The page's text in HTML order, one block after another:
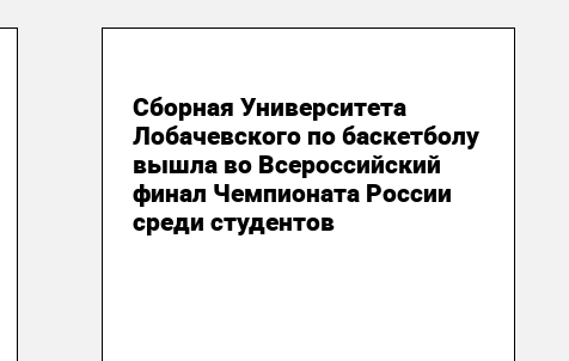
Сборная Университета
Лобачевского по баскетболу
вышла во Всероссийский
финал Чемпионата России
среди студентов